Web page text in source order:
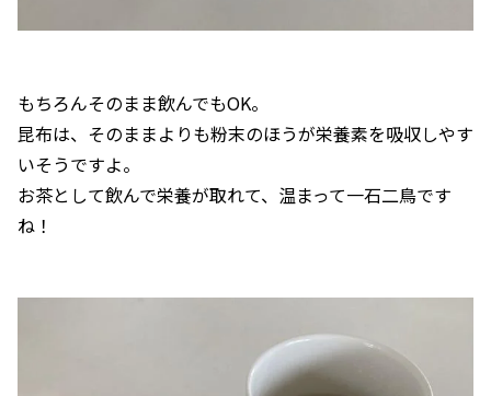
もちろんそのまま飲んでもOK。
昆布は、そのままよりも粉末のほうが栄養素を吸収しやす
いそうですよ。
お茶として飲んで栄養が取れて、温まって一石二鳥です
ね！